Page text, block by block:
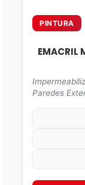
PINTURA
EMACRIL
Paredes